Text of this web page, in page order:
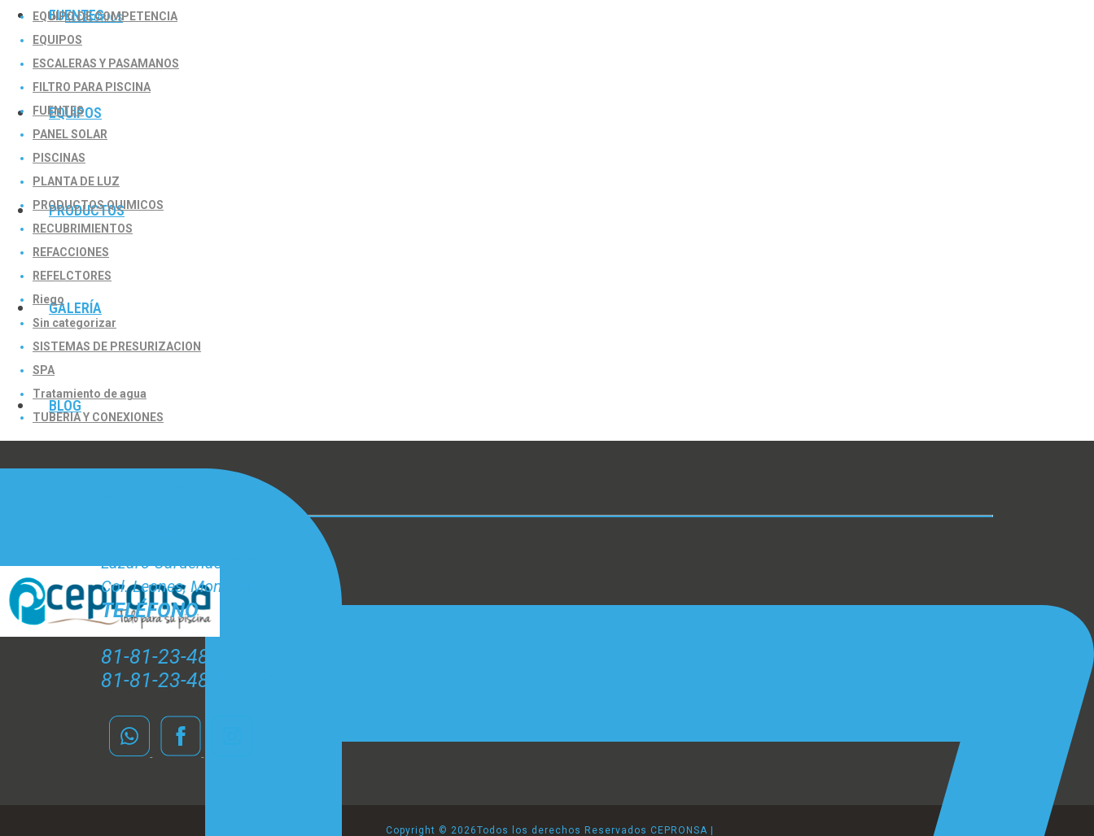
ACCESORIOS
FUENTES
EQUIPOS
PRODUCTOS
GALERÍA
BLOG
EQUIPO DE COMPETENCIA
EQUIPOS
ESCALERAS Y PASAMANOS
FILTRO PARA PISCINA
FUENTES
PANEL SOLAR
PISCINAS
PLANTA DE LUZ
PRODUCTOS QUIMICOS
RECUBRIMIENTOS
REFACCIONES
REFELCTORES
Riego
Sin categorizar
SISTEMAS DE PRESURIZACION
SPA
Tratamiento de agua
TUBERIA Y CONEXIONES
Lázaro Cárdenas #212 A
Col. Leones, Monterrey N.L.
TELÉFONO
81-81-23-48-20
81-81-23-48-61 y 62
Copyright © 2026Todos los derechos Reservados CEPRONSA |